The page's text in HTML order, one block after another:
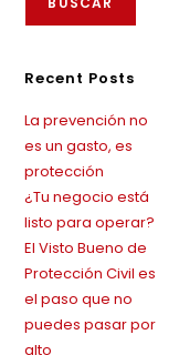
Recent Posts
La prevención no
es un gasto, es
protección
¿Tu negocio está
listo para operar?
El Visto Bueno de
Protección Civil es
el paso que no
puedes pasar por
alto